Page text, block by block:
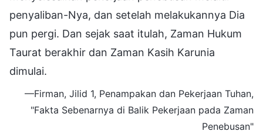
penyaliban-Nya, dan setelah melakukannya Dia
pun pergi. Dan sejak saat itulah, Zaman Hukum
Taurat berakhir dan Zaman Kasih Karunia
dimulai.
—Firman, Jilid 1, Penampakan dan Pekerjaan Tuhan,
"Fakta Sebenarnya di Balik Pekerjaan pada Zaman
Penebusan"